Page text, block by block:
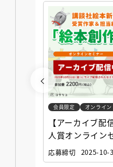
会員限定 オンライン
【アーカイブ
人賞オンライ
と担当編集者が
講座」
応募締切 2025-10-